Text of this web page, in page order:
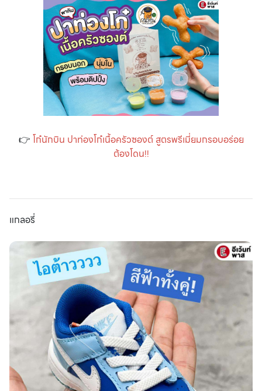
👉 โก๋นักบิน ปาท่องโก๋เนื้อครัวซองต์ สูตรพรีเมี่ยมกรอบอร่อย
ต้องโดน!!
แกลอรี่